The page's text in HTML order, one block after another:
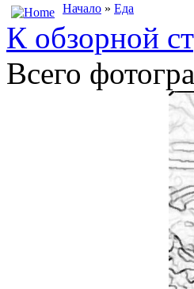
Начало » Еда
К обзорной
Всего